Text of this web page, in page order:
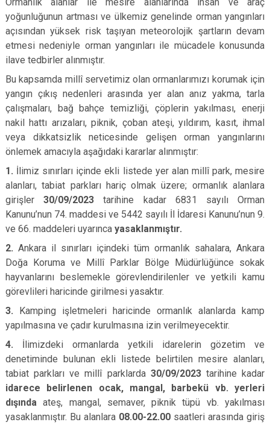
yoğunluğunun artması ve ülkemiz genelinde orman yangınları
açısından yüksek risk taşıyan meteorolojik şartların devam
etmesi nedeniyle orman yangınları ile mücadele konusunda
ilave tedbirler alınmıştır.
Bu kapsamda millî servetimiz olan ormanlarımızı korumak için
yangın çıkış nedenleri arasında yer alan anız yakma, tarla
çalışmaları, bağ bahçe temizliği, çöplerin yakılması, enerji
nakil hattı arızaları, piknik, çoban ateşi, yıldırım, kasıt, ihmal
veya dikkatsizlik neticesinde gelişen orman yangınlarını
önlemek amacıyla aşağıdaki kararlar alınmıştır:
1. İlimiz sınırları içinde ekli listede yer alan millî park, mesire
alanları, tabiat parkları hariç olmak üzere; ormanlık alanlara
girişler30/09/2023 tarihine kadar 6831 sayılı Orman
Kanunu’nun 74. maddesi ve 5442 sayılı İl İdaresi Kanunu’nun 9.
ve 66. maddeleri uyarınca yasaklanmıştır.
2. Ankara il sınırları içindeki tüm ormanlık sahalara, Ankara
Doğa Koruma ve Millî Parklar Bölge Müdürlüğünce sokak
hayvanlarını beslemekle görevlendirilenler ve yetkili kamu
görevlileri haricinde girilmesi yasaktır.
3. Kamping işletmeleri haricinde ormanlık alanlarda kamp
yapılmasına ve çadır kurulmasına izin verilmeyecektir.
4. İlimizdeki ormanlarda yetkili idarelerin gözetim ve
denetiminde bulunan ekli listede belirtilen mesire alanları,
tabiat parkları ve millî parklarda 30/09/2023tarihine kadar
idarece belirlenen ocak, mangal, barbekü vb. yerleri
dışında ateş, mangal, semaver, piknik tüpü vb. yakılması
yasaklanmıştır. Bu alanlara 08.00-22.00 saatleri arasında giriş